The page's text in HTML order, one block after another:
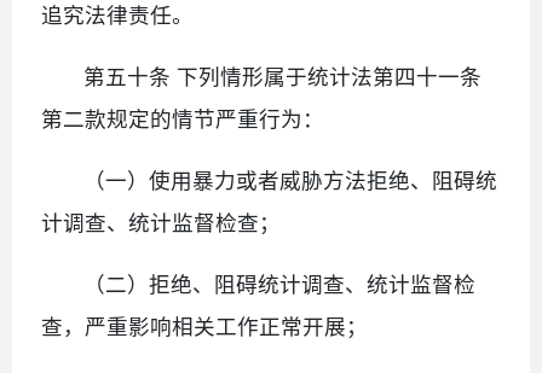
追究法律责任。
第五十条 下列情形属于统计法第四十一条
第二款规定的情节严重行为：
（一）使用暴力或者威胁方法拒绝、阻碍统
计调查、统计监督检查；
（二）拒绝、阻碍统计调查、统计监督检
查，严重影响相关工作正常开展；